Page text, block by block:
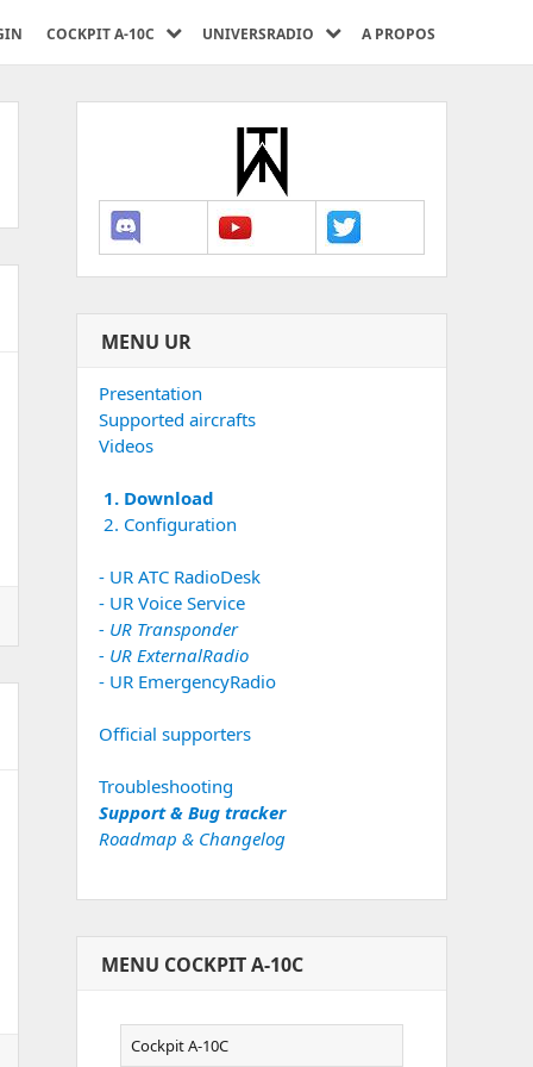
COCKPIT A-10C UNIVERSRADIO A PROPOS
MENU UR
Presentation
Supported aircrafts
Videos
1. Download
2. Configuration
- UR ATC RadioDesk
- UR Voice Service
- UR Transponder
- UR ExternalRadio
- UR EmergencyRadio
Official supporters
Troubleshooting
Support & Bug tracker
Roadmap & Changelog
MENU COCKPIT A-10C
Cockpit